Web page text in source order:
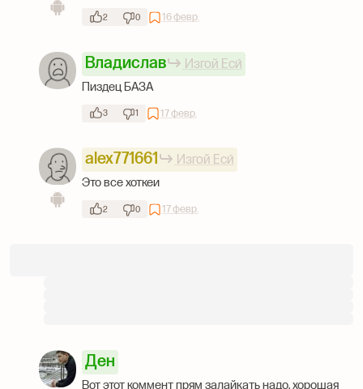
2 0 16 февр.
Владислав
Изгой Еси́
Пиздец БАЗА
3 1 17 февр.
alex771661
Изгой Еси́
Это все хоткеи
2 0 17 февр.
Ден
Вот этот коммент прям залайкать надо, хорошая